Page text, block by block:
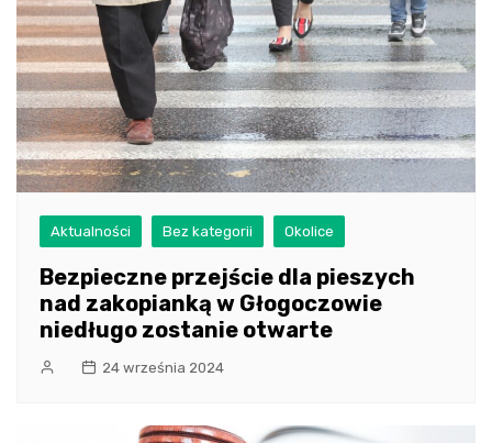
Aktualności Bez kategorii Okolice
Bezpieczne przejście dla pieszych
nad zakopianką w Głogoczowie
niedługo zostanie otwarte
24 września 2024